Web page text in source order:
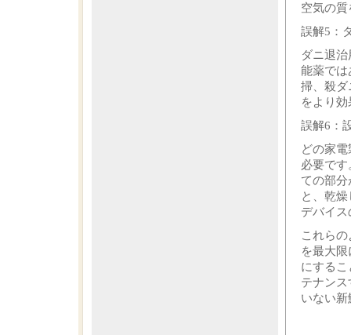
空気の
誤解5：
ダニ退
能薬では
掃、殺ダ
をより
誤解6：
どの家
必要で
ての部分
と、乾
デバイ
これら
を最大
にする
テナン
いない